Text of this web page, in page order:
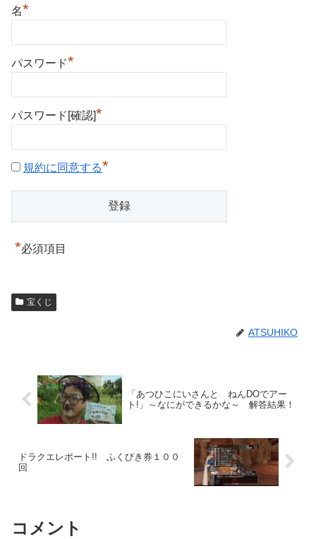
名*
パスワード*
パスワード[確認]*
規約に同意する*
*必須項目
宝くじ
ATSUHIKO
「あつひこにいさんと ねんDOでアー
ト!」～なにができるかな～ 解答結果！
ドラクエレポート!! ふくびき券１００
回
コメント